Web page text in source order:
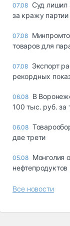
07.08 Суд лишил
за кражу
07.08
товаров для
07.08 Экспорт
рекордных
06.08 В
100 тыс. руб. за
06.08
две трети
05.08 Монголия
Все новости